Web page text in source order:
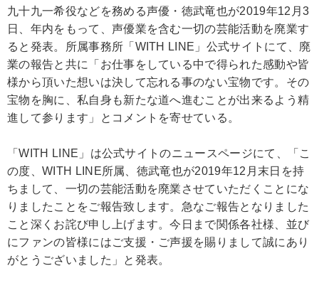
九十九一希役などを務める声優・徳武竜也が2019年12月3
日、年内をもって、声優業を含む一切の芸能活動を廃業す
ると発表。所属事務所「WITH LINE」公式サイトにて、廃
業の報告と共に「お仕事をしている中で得られた感動や皆
様から頂いた想いは決して忘れる事のない宝物です。その
宝物を胸に、私自身も新たな道へ進むことが出来るよう精
進して参ります」とコメントを寄せている。
「WITH LINE」は公式サイトのニュースページにて、「こ
の度、WITH LINE所属、徳武竜也が2019年12月末日を持
ちまして、一切の芸能活動を廃業させていただくことにな
りましたことをご報告致します。急なご報告となりました
こと深くお詫び申し上げます。今日まで関係各社様、並び
にファンの皆様にはご支援・ご声援を賜りまして誠にあり
がとうございました」と発表。